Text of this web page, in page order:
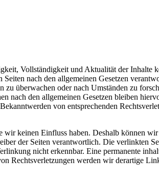
Vollständigkeit und Aktualität der Inhalte
nach den allgemeinen Gesetzen
überwachen oder nach Umständen zu
nach den allgemeinen Gesetzen bleiben
von entsprechenden
keinen Einfluss haben. Deshalb können
der Seiten verantwortlich. Die verlinkten
nicht erkennbar. Eine permanente
Rechtsverletzungen werden wir derartige